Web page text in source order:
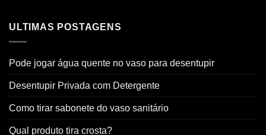
ULTIMAS POSTAGENS
Pode jogar água quente no vaso para desentupir
Desentupir Privada com Detergente
Como tirar sabonete do vaso sanitário
Qual produto tira crosta?